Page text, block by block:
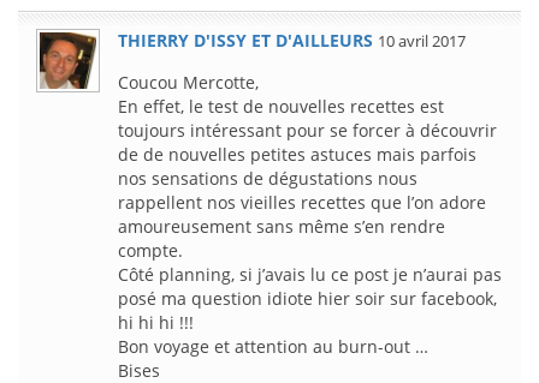
THIERRY D'ISSY ET D'AILLEURS 10 avril 2017
Coucou Mercotte,
En effet, le test de nouvelles recettes est
toujours intéressant pour se forcer à découvrir
de de nouvelles petites astuces mais parfois
nos sensations de dégustations nous
rappellent nos vieilles recettes que l’on adore
amoureusement sans même s’en rendre
compte.
Côté planning, si j’avais lu ce post je n’aurai pas
posé ma question idiote hier soir sur facebook,
hi hi hi !!!
Bon voyage et attention au burn-out …
Bises